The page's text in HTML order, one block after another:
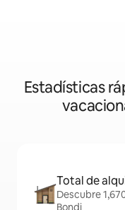
Estadísticas
Total de
Descubre
Bondi